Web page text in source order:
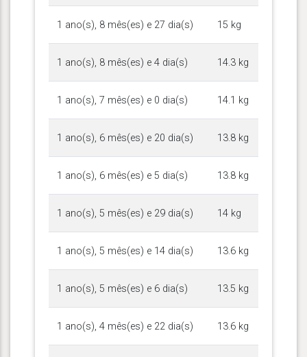
1 ano(s), 8 mês(es) e 27 dia(s) 15 kg
1 ano(s), 8 mês(es) e 4 dia(s) 14.3 kg
1 ano(s), 7 mês(es) e 0 dia(s) 14.1 kg
1 ano(s), 6 mês(es) e 20 dia(s) 13.8 kg
1 ano(s), 6 mês(es) e 5 dia(s) 13.8 kg
1 ano(s), 5 mês(es) e 29 dia(s) 14 kg
1 ano(s), 5 mês(es) e 14 dia(s) 13.6 kg
1 ano(s), 5 mês(es) e 6 dia(s) 13.5 kg
1 ano(s), 4 mês(es) e 22 dia(s) 13.6 kg